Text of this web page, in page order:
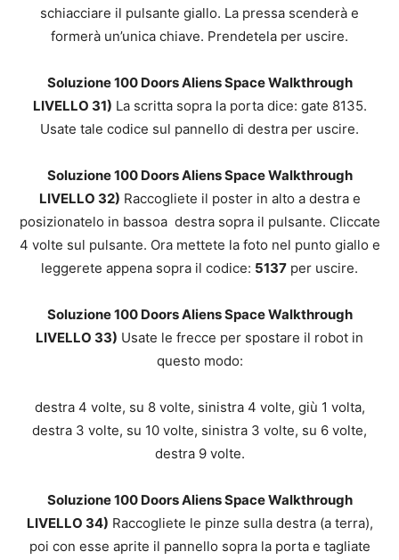
schiacciare il pulsante giallo. La pressa scenderà e
formerà un’unica chiave. Prendetela per uscire.
Soluzione 100 Doors Aliens Space Walkthrough
LIVELLO 31) La scritta sopra la porta dice: gate 8135.
Usate tale codice sul pannello di destra per uscire.
Soluzione 100 Doors Aliens Space Walkthrough
LIVELLO 32) Raccogliete il poster in alto a destra e
posizionatelo in bassoa destra sopra il pulsante. Cliccate
4 volte sul pulsante. Ora mettete la foto nel punto giallo e
leggerete appena sopra il codice: 5137 per uscire.
Soluzione 100 Doors Aliens Space Walkthrough
LIVELLO 33) Usate le frecce per spostare il robot in
questo modo:
destra 4 volte, su 8 volte, sinistra 4 volte, giù 1 volta,
destra 3 volte, su 10 volte, sinistra 3 volte, su 6 volte,
destra 9 volte.
Soluzione 100 Doors Aliens Space Walkthrough
LIVELLO 34) Raccogliete le pinze sulla destra (a terra),
poi con esse aprite il pannello sopra la porta e tagliate